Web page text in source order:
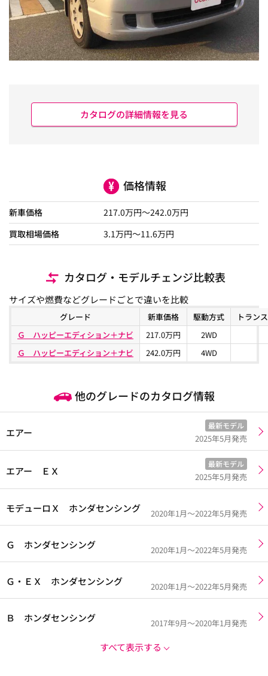
カタログの詳細情報を見る
価格情報
新車価格 217.0万円～242.0万円
買取相場価格
3.1万円〜11.6万円
カタログ・モデルチェンジ比較表
サイズや燃費などグレードごとで違いを比較
グレード 新車価格 駆動方式
トラン
Ｇ ハッピーエディション＋ナビ
217.0万円
2WD
Ｇ ハッピーエディション＋ナビ
242.0万円 4WD
他のグレードのカタログ情報
エアー
最新モデル
2025年5月発売
エアー ＥＸ
最新モデル
2025年5月発売
モデューロＸ ホンダセンシング 2020年1月～2022年5月発売
Ｇ ホンダセンシング 2020年1月～2022年5月発売
Ｇ・ＥＸ ホンダセンシング 2020年1月～2022年5月発売
Ｂ ホンダセンシング 2017年9月～2020年1月発売
すべて表示する